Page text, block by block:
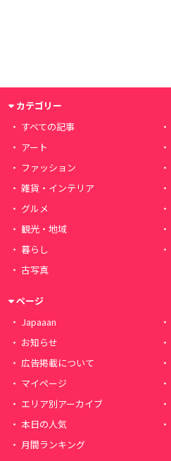
カテゴリー
すべての記事
アート
ファッション
雑貨・インテリア
グルメ
観光・地域
暮らし
古写真
ページ
Japaaan
お知らせ
広告掲載について
マイページ
エリア別アーカイブ
本日の人気
月間ランキング